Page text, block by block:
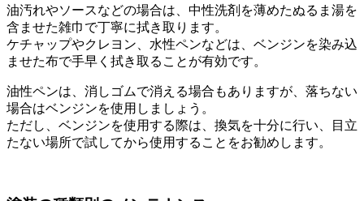
油汚れやソースなどの場合は、中性洗剤を薄めたぬるま湯を
含ませた雑巾で丁寧に拭き取ります。
ケチャップやクレヨン、水性ペンなどは、ベンジンを染み込
ませた布で手早く拭き取ることが有効です。
油性ペンは、消しゴムで消える場合もありますが、落ちない
場合はベンジンを使用しましょう。
ただし、ベンジンを使用する際は、換気を十分に行い、目立
たない場所で試してから使用することをお勧めします。